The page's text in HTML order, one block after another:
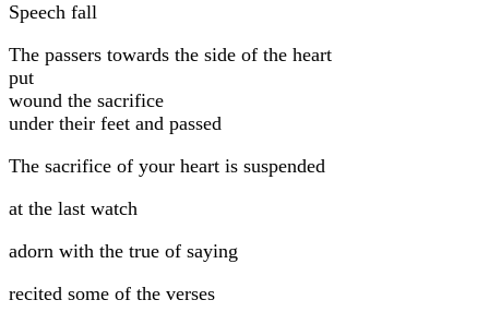
Speech fall
The passers towards the side of the heart
put
wound the sacrifice
under their feet and passed
The sacrifice of your heart is suspended
at the last watch
adorn with the true of saying
recited some of the verses